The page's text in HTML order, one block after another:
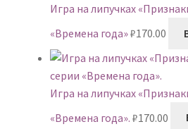
Игра на липучках
«Времена года»₽170.00
Игра на липучках
«Времена года». ₽170.00